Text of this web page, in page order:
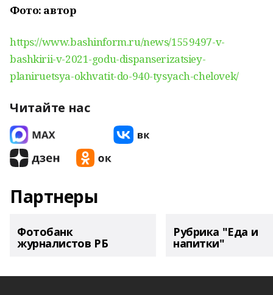
Фото: автор
https://www.bashinform.ru/news/1559497-v-
bashkirii-v-2021-godu-dispanserizatsiey-
planiruetsya-okhvatit-do-940-tysyach-chelovek/
Читайте нас
Партнеры
Фотобанк
журналистов РБ
Рубрика "Еда и
напитки"